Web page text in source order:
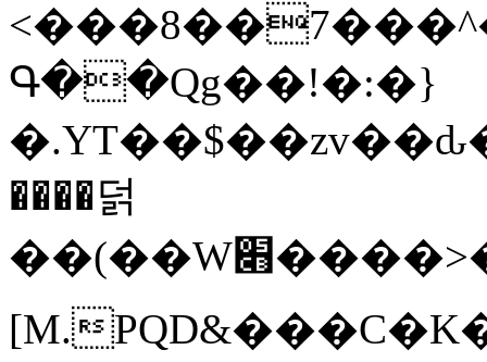
Գ��Qg��!�:�}
����덝
��(��W׋����>��O>�d�%Y�@�@ڻ<�z{rc&׻��z�����AeK�^�����������˩t��=x~
[M.